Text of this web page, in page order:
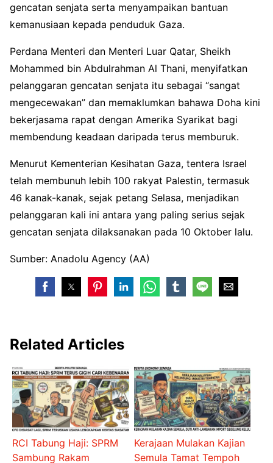
gencatan senjata serta menyampaikan bantuan
kemanusiaan kepada penduduk Gaza.
Perdana Menteri dan Menteri Luar Qatar, Sheikh
Mohammed bin Abdulrahman Al Thani, menyifatkan
pelanggaran gencatan senjata itu sebagai “sangat
mengecewakan” dan memaklumkan bahawa Doha kini
bekerjasama rapat dengan Amerika Syarikat bagi
membendung keadaan daripada terus memburuk.
Menurut Kementerian Kesihatan Gaza, tentera Israel
telah membunuh lebih 100 rakyat Palestin, termasuk
46 kanak-kanak, sejak petang Selasa, menjadikan
pelanggaran kali ini antara yang paling serius sejak
gencatan senjata dilaksanakan pada 10 Oktober lalu.
Sumber: Anadolu Agency (AA)
Related Articles
RCI Tabung Haji: SPRM
Sambung Rakam
Kerajaan Mulakan Kajian
Semula Tamat Tempoh